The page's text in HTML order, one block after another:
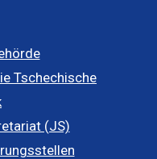
Tschechische
(JS)